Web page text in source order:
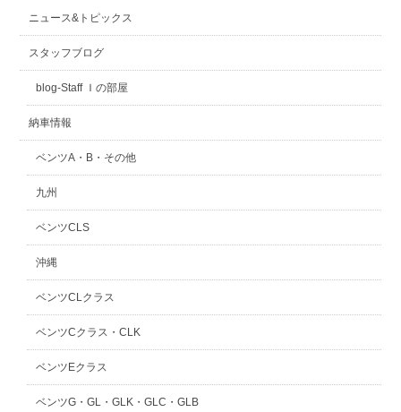
ニュース&トピックス
スタッフブログ
blog-Staff Ｉの部屋
納車情報
ベンツA・B・その他
九州
ベンツCLS
沖縄
ベンツCLクラス
ベンツCクラス・CLK
ベンツEクラス
ベンツG・GL・GLK・GLC・GLB